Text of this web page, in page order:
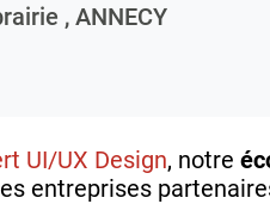
, ANNECY
UI/UX Design, notre
entreprises